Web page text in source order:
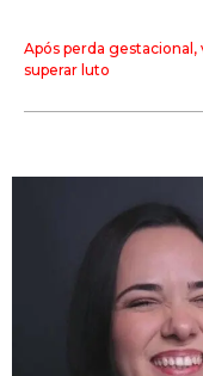
Após perda gestacional,
superar luto